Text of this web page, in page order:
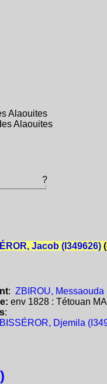
Alaouites
Alaouites
?
Jacob (I349626)
:ZBIROU, Messaouda
env 1828 : Tétouan
:
Djemila